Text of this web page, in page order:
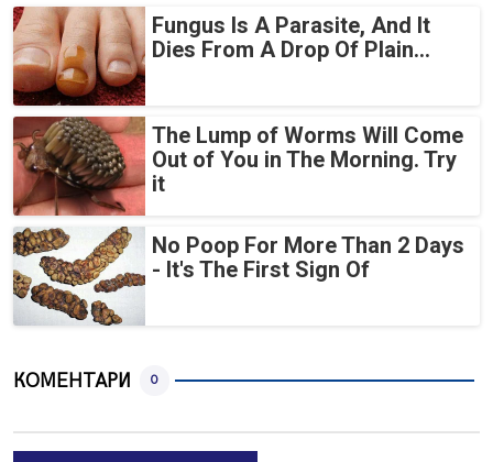
Fungus Is A Parasite, And It
Dies From A Drop Of Plain...
The Lump of Worms Will Come
Out of You in The Morning. Try
it
No Poop For More Than 2 Days
- It's The First Sign Of
КОМЕНТАРИ 0